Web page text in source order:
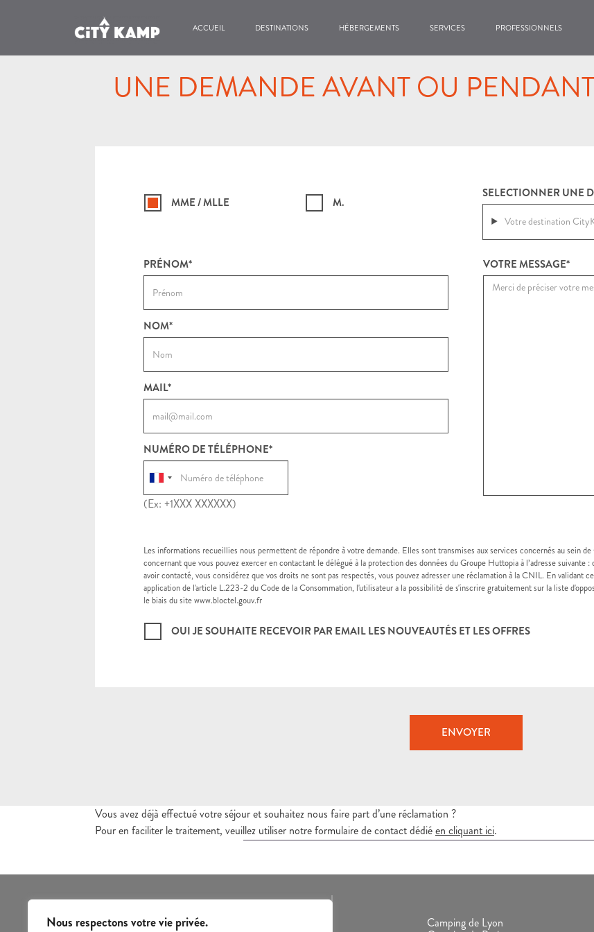
Nous respectons votre vie privée.
ACCUEIL DESTINATIONS HÉBERGEMENTS SERVICES PROFESSIONNELS
UNE DEMANDE AVANT OU
MME / MLLE M.
SELECTIONNER UNE
Votre destination
PRÉNOM*
NOM*
MAIL*
NUMÉRO DE TÉLÉPHONE*
(Ex: +1XXX XXXXXX)
VOTRE MESSAGE*
Les informations recueillies nous permettent de répondre à votre demande. Elles sont transmises aux services concernés au sein
concernant que vous pouvez exercer en contactant le délégué à la protection des données du Groupe Huttopia à l’adresse suivante
avoir contacté, vous considérez que vos droits ne sont pas respectés, vous pouvez adresser une réclamation à la CNIL. En validant
application de l'article L.223-2 du Code de la Consommation, l'utilisateur a la possibilité de s'inscrire gratuitement sur la liste
le biais du site www.bloctel.gouv.fr
OUI JE SOUHAITE RECEVOIR PAR EMAIL LES NOUVEAUTÉS ET LES OFFRES
ENVOYER
Vous avez déjà effectué votre séjour et souhaitez nous faire part d’une réclamation ?
Pour en faciliter le traitement, veuillez utiliser notre formulaire de contact dédiéen cliquant ici.
Découvrir nos destinations Camping de Lyon